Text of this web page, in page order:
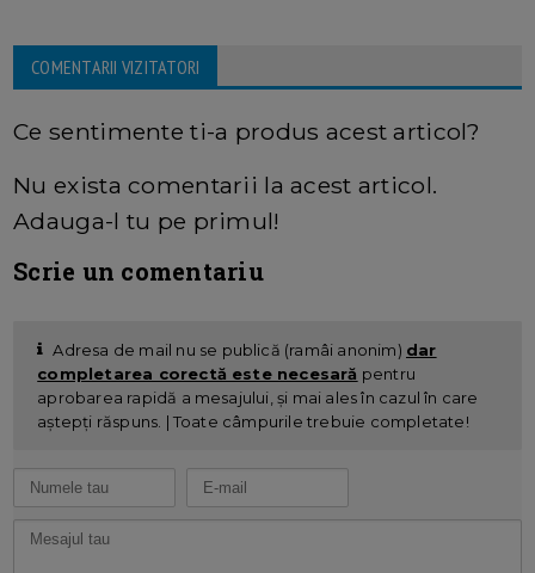
COMENTARII VIZITATORI
Ce sentimente ti-a produs acest articol?
Nu exista comentarii la acest articol.
Adauga-l tu pe primul!
Scrie un comentariu
Adresa de mail nu se publică (ramâi anonim) dar
completarea corectă este necesară pentru
aprobarea rapidă a mesajului, și mai ales în cazul în care
aștepți răspuns. | Toate câmpurile trebuie completate!